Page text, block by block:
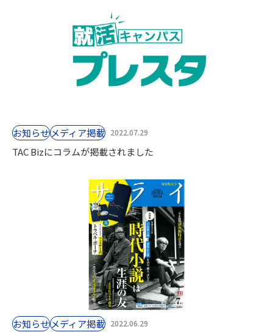
お知らせ⁨⁩メディア掲載 2022.07.29
TAC Bizにコラムが掲載されました
お知らせ⁨⁩メディア掲載 2022.06.29